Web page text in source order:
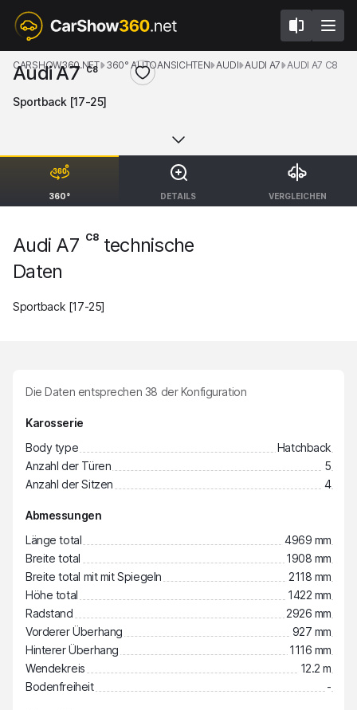
360° DETAILS VERGLEICHEN
CARSHOW360.NET 360° AUTOANSICHTEN AUDI AUDI A7 AUDI A7 C8
Audi A7 C8
Sportback [17-25]
Audi A7 C8technische
Daten
Sportback [17-25]
Die Daten entsprechen 38 der Konfiguration
Karosserie
Body type
Hatchback
Anzahl der Türen
5
Anzahl der Sitzen
4
Abmessungen
Länge total
4969 mm
Breite total
1908 mm
Breite total mit mit Spiegeln
2118 mm
Höhe total
1422 mm
Radstand
2926 mm
Vorderer Überhang
927 mm
Hinterer Überhang
1116 mm
Wendekreis
12.2 m
Bodenfreiheit
-